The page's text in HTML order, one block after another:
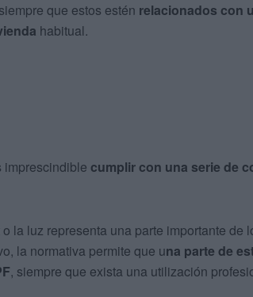
que estos estén relacionados con
habitual.
imprescindible cumplir con una serie de
la luz representa una parte importante de
la normativa permite que una parte de
, siempre que exista una utilización